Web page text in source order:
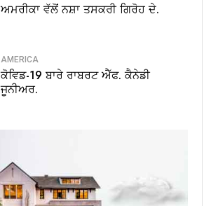
ਅਮਰੀਕਾ ਵੱਲੋਂ ਨਸ਼ਾ ਤਸਕਰੀ ਗਿਰੋਹ ਦੇ.
AMERICA
ਕੋਵਿਡ-19 ਬਾਰੇ ਰਾਬਰਟ ਐੱਫ. ਕੈਨੇਡੀ
ਜੂਨੀਅਰ.